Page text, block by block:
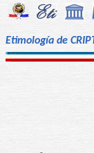
Etimología de